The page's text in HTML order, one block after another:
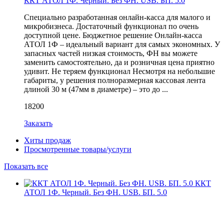
Специально разработанная онлайн-касса для малого и
микробизнеса. Достаточный функционал по очень
доступной цене. Бюджетное решение Онлайн-касса
АТОЛ 1Ф – идеальный вариант для самых экономных. У
запасных частей низкая стоимость, ФН вы можете
заменить самостоятельно, да и розничная цена приятно
удивит. Не теряем функционал Несмотря на небольшие
габариты, у решения полноразмерная кассовая лента
длиной 30 м (47мм в диаметре) – это до ...
18200
Заказать
Хиты продаж
Просмотренные товары/услуги
Показать все
ККТ
АТОЛ 1Ф. Черный. Без ФН. USB. БП. 5.0